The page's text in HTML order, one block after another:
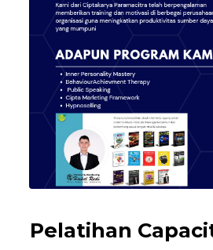
Pelatihan